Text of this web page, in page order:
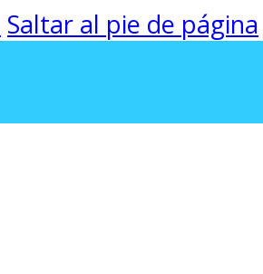
Saltar al pie de página